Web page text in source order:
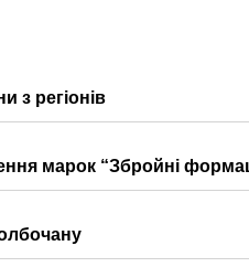
з регіонів
марок “Збройні